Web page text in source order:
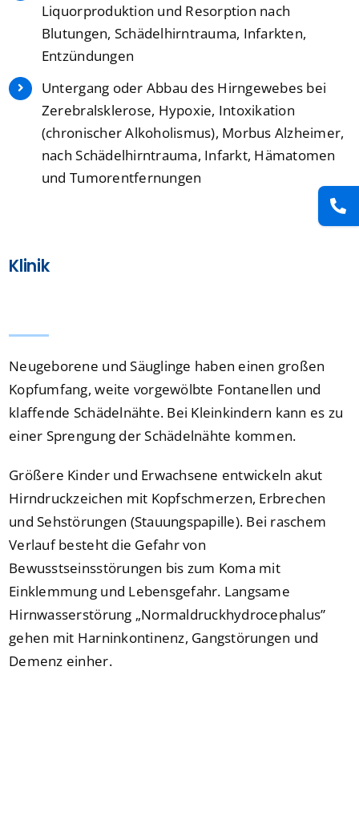
Liquorproduktion und Resorption nach
Blutungen, Schädelhirntrauma, Infarkten,
Entzündungen
Untergang oder Abbau des Hirngewebes bei
Zerebralsklerose, Hypoxie, Intoxikation
(chronischer Alkoholismus), Morbus Alzheimer,
nach Schädelhirntrauma, Infarkt, Hämatomen
und Tumorentfernungen
Klinik
Neugeborene und Säuglinge haben einen großen
Kopfumfang, weite vorgewölbte Fontanellen und
klaffende Schädelnähte. Bei Kleinkindern kann es zu
einer Sprengung der Schädelnähte kommen.
Größere Kinder und Erwachsene entwickeln akut
Hirndruckzeichen mit Kopfschmerzen, Erbrechen
und Sehstörungen (Stauungspapille). Bei raschem
Verlauf besteht die Gefahr von
Bewusstseinsstörungen bis zum Koma mit
Einklemmung und Lebensgefahr. Langsame
Hirnwasserstörung „Normaldruckhydrocephalus”
gehen mit Harninkontinenz, Gangstörungen und
Demenz einher.